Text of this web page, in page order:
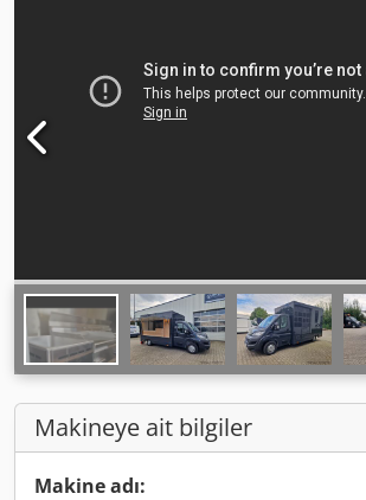
Makineye ait bilgiler
Makine adı: